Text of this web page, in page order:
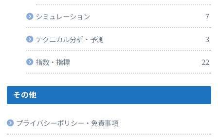
シミュレーション 7
テクニカル分析・予測 3
指数・指標 22
その他
プライバシーポリシー・免責事項